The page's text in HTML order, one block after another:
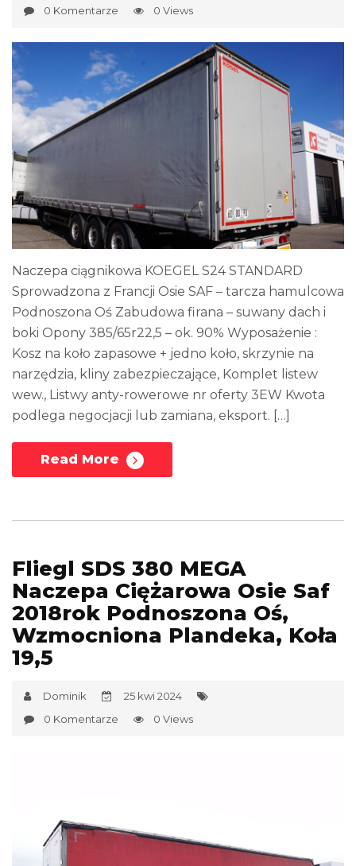
0 Komentarze
0 Views
Naczepa ciągnikowa KOEGEL S24 STANDARD
Sprowadzona z Francji Osie SAF – tarcza hamulcowa
Podnoszona Oś Zabudowa firana – suwany dach i
boki Opony 385/65r22,5 – ok. 90% Wyposażenie :
Kosz na koło zapasowe + jedno koło, skrzynie na
narzędzia, kliny zabezpieczające, Komplet listew
wew., Listwy anty-rowerowe nr oferty 3EW Kwota
podlega negocjacji lub zamiana, eksport. […]
Read More
Fliegl SDS 380 MEGA
Naczepa Ciężarowa Osie Saf
2018rok Podnoszona Oś,
Wzmocniona Plandeka, Koła
19,5
Dominik
25 kwi 2024
0 Komentarze
0 Views